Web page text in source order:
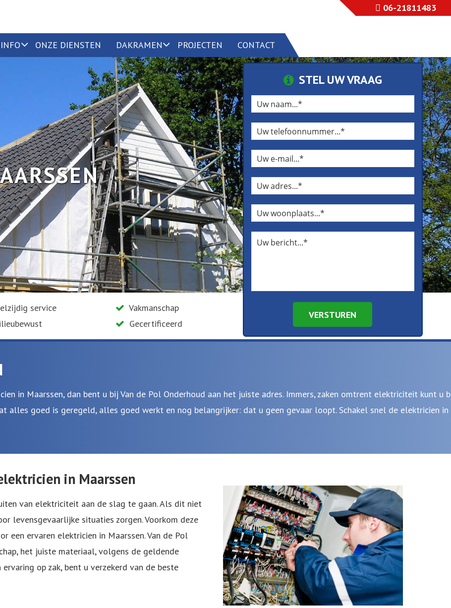
06-21811483
INFO ONZE DIENSTEN DAKRAMEN PROJECTEN CONTACT
STEL UW VRAAG
VERSTUREN
service
Vakmanschap
Gecertificeerd
in Maarssen, dan bent u bij Van de Pol Onderhoud aan het juiste adres. Immers, zaken omtrent elektriciteit kunt u
alles goed is geregeld, alles goed werkt en nog belangrijker: dat u geen gevaar loopt. Schakel snel de elektricien in
in Maarssen
van elektriciteit aan de slag te gaan. Als dit niet
levensgevaarlijke situaties zorgen. Voorkom deze
een ervaren elektricien in Maarssen. Van de Pol
het juiste materiaal, volgens de geldende
op zak, bent u verzekerd van de beste